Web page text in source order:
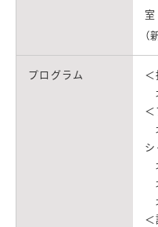
室
プログラム